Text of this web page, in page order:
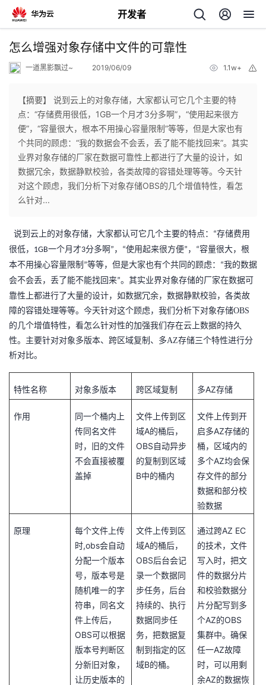
开发者
返
个
人
主
页
我
的
开
发
者
我
的
博
客
我
的
论
我
的
我
动
关
我
怎么增强对象存储中文件的可靠性
一道黑影飘过~ 2019/06/09 1.1w+
【摘要】 说到云上的对象存储，大家都认可它几个主要的特
点：“存储费用很低，1GB一个月才3分多啊”，“使用起来很方
便”，“容量很大，根本不用操心容量限制”等等，但是大家也有
个共同的顾虑：“我的数据会不会丢，丢了能不能找回来”。其实
业界对象存储的厂家在数据可靠性上都进行了大量的设计，如
数据冗余，数据静默校验，各类故障的容错处理等等。今天针
对这个顾虑，我们分析下对象存储OBS的几个增值特性，看怎
么针对...
说到云上的对象存储，大家都认可它几个主要的特点： “存储费用
很低， 1GB一个月才3分多啊 ” ， “使用起来很方便” ， “容量很大，根
本不用操心容量限制 ”等等，但是大家也有个共同的顾虑： “我的数据
会不会丢，丢了能不能找回来”。其实业界对象存储的厂家在数据可
靠性上都进行了大量的设计，如数据冗余，数据静默校验，各类故
障的容错处理等等。今天针对这个顾虑，我们分析下对象存储OBS
的几个增值特性，看怎么针对性的加强我们存在云上数据的持久
性。主要针对对象多版本、跨区域复制、多AZ存储三个特性进行分
析对比。
特性名称 对象多版本 跨区域复制 多AZ存储
作用
同一个桶内上
传同名文件
时，旧的文件
不会直接被覆
盖掉
文件上传到区
域A的桶后，
OBS 自动异步
的复制到区域
B中的桶内
文件上传到开
启多AZ存储的
桶，区域内的
多个AZ均会保
存文件的部分
数据和部分校
验数据
原理
每个文件上传
时,obs会自动
分配一个版本
号，版本号是
随机唯一的字
符串，同名文
件上传后，
OBS 可以根据
版本号判断区
分新旧对象，
让历史版本的
文件上传到区
域A的桶后，
OBS后台会记
录一个数据同
步任务，后台
持续的、执行
数据同步任
务，把数据复
制到指定的区
域B的桶。
通过跨AZ EC
的技术，文件
写入时，把文
件的数据分片
和校验数据分
片分配写到多
个AZ的OBS
集群中。确保
任一AZ故障
时，可以用剩
余AZ的数据恢